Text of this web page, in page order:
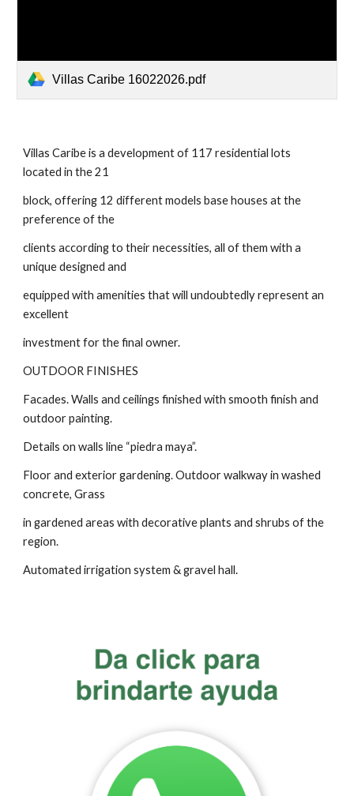
Villas Caribe 16022026.pdf
Villas Caribe is a development of 117 residential lots
located in the 21
block, offering 12 different models base houses at the
preference of the
clients according to their necessities, all of them with a
unique designed and
equipped with amenities that will undoubtedly represent an
excellent
investment for the final owner.
OUTDOOR FINISHES
Facades. Walls and ceilings finished with smooth finish and
outdoor painting.
Details on walls line “piedra maya”.
Floor and exterior gardening. Outdoor walkway in washed
concrete, Grass
in gardened areas with decorative plants and shrubs of the
region.
Automated irrigation system & gravel hall.